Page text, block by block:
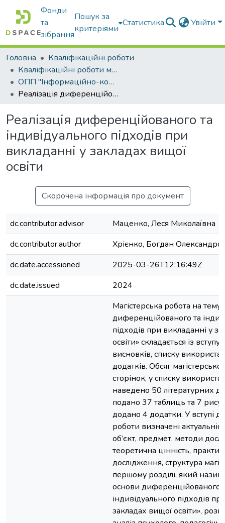
Фонди
та
зібрання
Пошук за
критеріями
Статистика Увійти
Головна
Кваліфікаційні роботи
Кваліфікаційні роботи магістрів
ОПП "Інформаційно-комунікаційні технології в освіті"
Реалізація диференційованого та індивідуального підходів при викладанні у закладах вищої освіти
Реалізація диференційованого та
індивідуального підходів при
викладанні у закладах вищої
освіти
Скорочена інформація про документ
dc.contributor.advisor
Маценко, Леся Миколаївна
dc.contributor.author
Хрієнко, Богдан
dc.date.accessioned
2025-03-26T12:16:49Z
dc.date.issued
2024
Магістерська робота на тему
диференційованого та
підходів при викладанні у
освіти» складається із
висновків, списку
додатків. Обсяг
сторінок, у списку
наведено 50 літературних
подано 37 таблиць та 7
додано 4 додатки. У вступі до
роботи визначені
об’єкт, предмет, методи
теоретична цінність,
дослідження, структура
першому розділі, який
основи диференційованого
індивідуального підходів
закладах вищої освіти»,